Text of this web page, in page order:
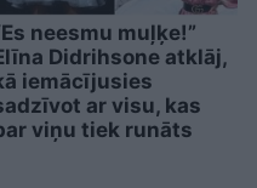
neesmu muļķe!”
Didrihsone atklāj,
iemācījusies
ar visu, kas
viņu tiek runāts